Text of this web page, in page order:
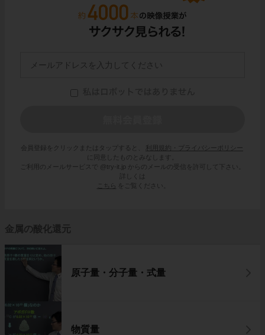
会員登録をクリックまたはタップすると、
利用規約・プライバシーポリシー
に同意したものとみなします。
ご利用のメールサービスで @try-it.jp からのメールの受信を許可して下さい。
詳しくは
こちら
をご覧ください。
金属の酸化還元
原子量・分子量・式量
物質量